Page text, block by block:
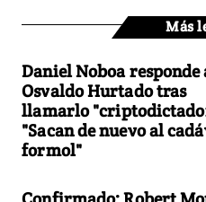
Más
Daniel Noboa responde
Osvaldo Hurtado tras
llamarlo
"Sacan de nuevo al
formol"